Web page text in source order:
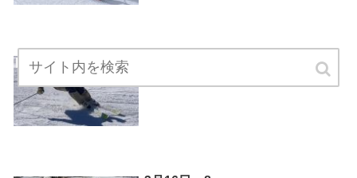
ギャラリー